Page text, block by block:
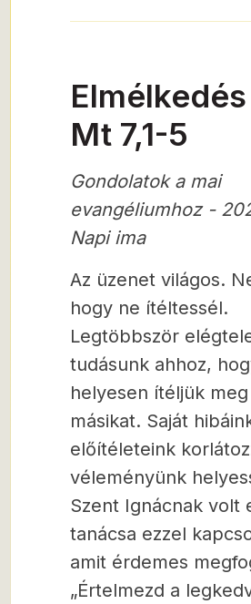
Mt 7,1-5
Gondolatok a mai
evangéliumhoz -
Napi ima
Az üzenet világos.
hogy ne ítéltessél.
Legtöbbször
tudásunk ahhoz,
helyesen ítéljük meg
másikat. Saját
előítéleteink
véleményünk
Szent Ignácnak volt
tanácsa ezzel
amit érdemes
„Értelmezd a